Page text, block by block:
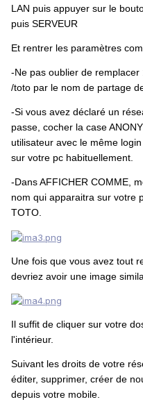
LAN puis appuyer sur le
puis SERVEUR
Et rentrer les paramètres
-Ne pas oublier de
/toto par le nom de partage
-Si vous avez déclaré un
passe, cocher la case
utilisateur avec le même
sur votre pc habituellement.
-Dans AFFICHER COMME,
nom qui apparaitra sur votre
TOTO.
Une fois que vous avez tout
devriez avoir une image
Il suffit de cliquer sur votre
l'intérieur.
Suivant les droits de votre
éditer, supprimer, créer de
depuis votre mobile.